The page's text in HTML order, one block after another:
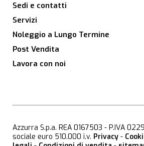
Sedi e contatti
Servizi
Noleggio a Lungo Termine
Post Vendita
Lavora con noi
Azzurra S.p.a. REA 0167503 - P.IVA
sociale euro 510.000 i.v. Privacy -